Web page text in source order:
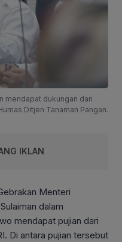
mendapat dukungan dan
Ditjen Tanaman Pangan.
IKLAN
Menteri
dalam
mendapat pujian dari
Di antara pujian tersebut